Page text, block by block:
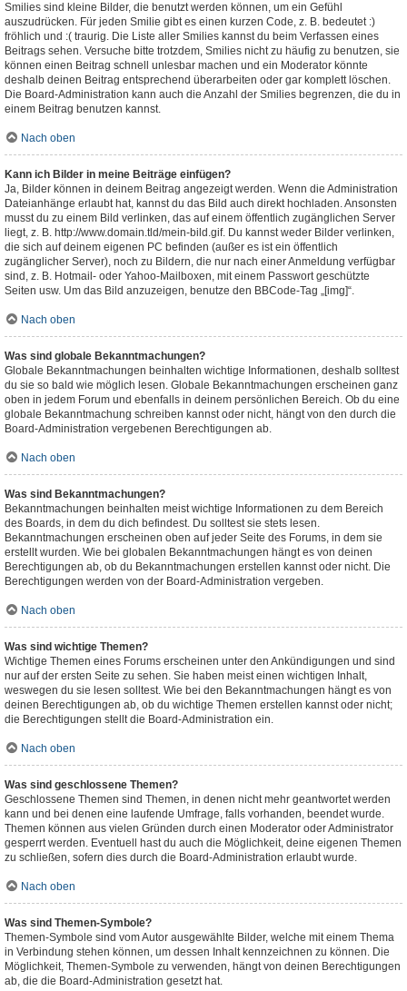
Smilies sind kleine Bilder, die benutzt werden können, um ein Gefühl
auszudrücken. Für jeden Smilie gibt es einen kurzen Code, z. B. bedeutet :)
fröhlich und :( traurig. Die Liste aller Smilies kannst du beim Verfassen eines
Beitrags sehen. Versuche bitte trotzdem, Smilies nicht zu häufig zu benutzen, sie
können einen Beitrag schnell unlesbar machen und ein Moderator könnte
deshalb deinen Beitrag entsprechend überarbeiten oder gar komplett löschen.
Die Board-Administration kann auch die Anzahl der Smilies begrenzen, die du in
einem Beitrag benutzen kannst.
Nach oben
Kann ich Bilder in meine Beiträge einfügen?
Ja, Bilder können in deinem Beitrag angezeigt werden. Wenn die Administration
Dateianhänge erlaubt hat, kannst du das Bild auch direkt hochladen. Ansonsten
musst du zu einem Bild verlinken, das auf einem öffentlich zugänglichen Server
liegt, z. B. http://www.domain.tld/mein-bild.gif. Du kannst weder Bilder verlinken,
die sich auf deinem eigenen PC befinden (außer es ist ein öffentlich
zugänglicher Server), noch zu Bildern, die nur nach einer Anmeldung verfügbar
sind, z. B. Hotmail- oder Yahoo-Mailboxen, mit einem Passwort geschützte
Seiten usw. Um das Bild anzuzeigen, benutze den BBCode-Tag „[img]“.
Nach oben
Was sind globale Bekanntmachungen?
Globale Bekanntmachungen beinhalten wichtige Informationen, deshalb solltest
du sie so bald wie möglich lesen. Globale Bekanntmachungen erscheinen ganz
oben in jedem Forum und ebenfalls in deinem persönlichen Bereich. Ob du eine
globale Bekanntmachung schreiben kannst oder nicht, hängt von den durch die
Board-Administration vergebenen Berechtigungen ab.
Nach oben
Was sind Bekanntmachungen?
Bekanntmachungen beinhalten meist wichtige Informationen zu dem Bereich
des Boards, in dem du dich befindest. Du solltest sie stets lesen.
Bekanntmachungen erscheinen oben auf jeder Seite des Forums, in dem sie
erstellt wurden. Wie bei globalen Bekanntmachungen hängt es von deinen
Berechtigungen ab, ob du Bekanntmachungen erstellen kannst oder nicht. Die
Berechtigungen werden von der Board-Administration vergeben.
Nach oben
Was sind wichtige Themen?
Wichtige Themen eines Forums erscheinen unter den Ankündigungen und sind
nur auf der ersten Seite zu sehen. Sie haben meist einen wichtigen Inhalt,
weswegen du sie lesen solltest. Wie bei den Bekanntmachungen hängt es von
deinen Berechtigungen ab, ob du wichtige Themen erstellen kannst oder nicht;
die Berechtigungen stellt die Board-Administration ein.
Nach oben
Was sind geschlossene Themen?
Geschlossene Themen sind Themen, in denen nicht mehr geantwortet werden
kann und bei denen eine laufende Umfrage, falls vorhanden, beendet wurde.
Themen können aus vielen Gründen durch einen Moderator oder Administrator
gesperrt werden. Eventuell hast du auch die Möglichkeit, deine eigenen Themen
zu schließen, sofern dies durch die Board-Administration erlaubt wurde.
Nach oben
Was sind Themen-Symbole?
Themen-Symbole sind vom Autor ausgewählte Bilder, welche mit einem Thema
in Verbindung stehen können, um dessen Inhalt kennzeichnen zu können. Die
Möglichkeit, Themen-Symbole zu verwenden, hängt von deinen Berechtigungen
ab, die die Board-Administration gesetzt hat.